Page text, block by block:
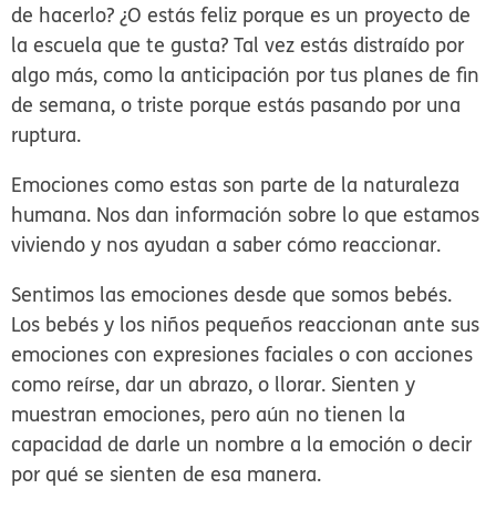
de hacerlo? ¿O estás feliz porque es un proyecto de
la escuela que te gusta? Tal vez estás distraído por
algo más, como la anticipación por tus planes de fin
de semana, o triste porque estás pasando por una
ruptura.
Emociones como estas son parte de la naturaleza
humana. Nos dan información sobre lo que estamos
viviendo y nos ayudan a saber cómo reaccionar.
Sentimos las emociones desde que somos bebés.
Los bebés y los niños pequeños reaccionan ante sus
emociones con expresiones faciales o con acciones
como reírse, dar un abrazo, o llorar. Sienten y
muestran emociones, pero aún no tienen la
capacidad de darle un nombre a la emoción o decir
por qué se sienten de esa manera.